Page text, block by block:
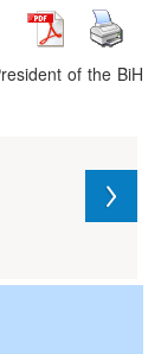
of the BiH